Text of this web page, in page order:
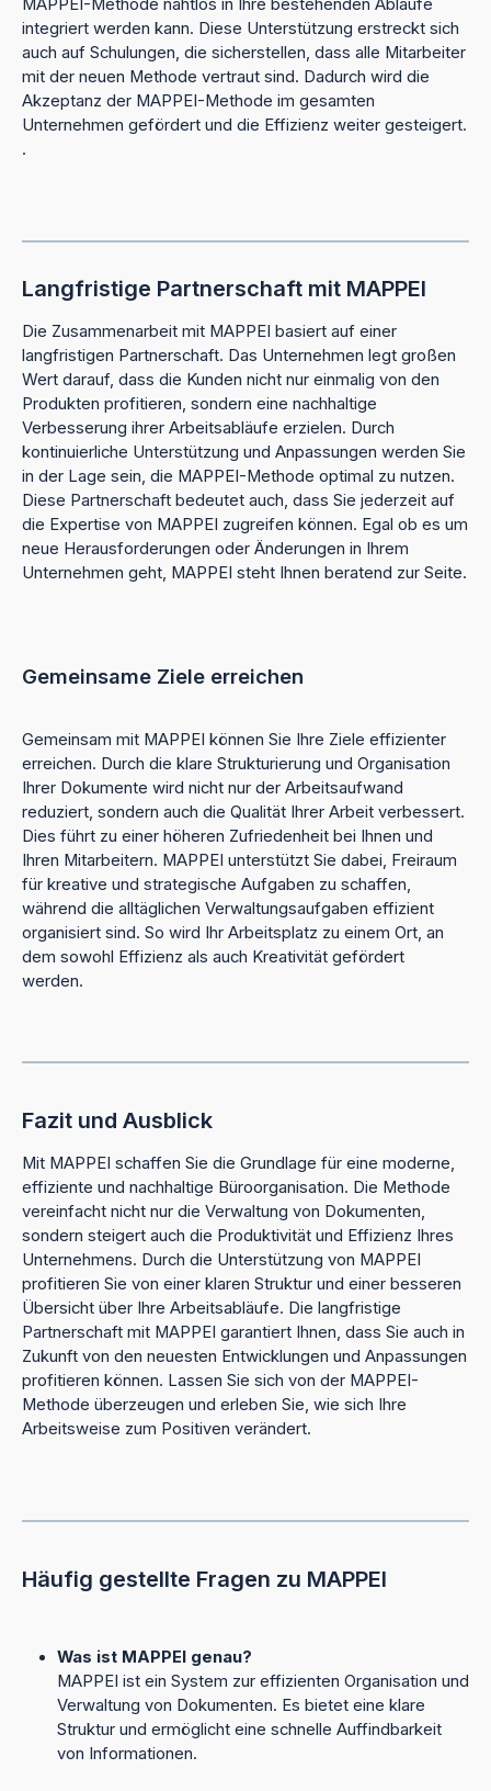
MAPPEI-Methode nahtlos in Ihre bestehenden Abläufe
integriert werden kann. Diese Unterstützung erstreckt sich
auch auf Schulungen, die sicherstellen, dass alle Mitarbeiter
mit der neuen Methode vertraut sind. Dadurch wird die
Akzeptanz der MAPPEI-Methode im gesamten
Unternehmen gefördert und die Effizienz weiter gesteigert.
.
Langfristige Partnerschaft mit MAPPEI
Die Zusammenarbeit mit MAPPEI basiert auf einer
langfristigen Partnerschaft. Das Unternehmen legt großen
Wert darauf, dass die Kunden nicht nur einmalig von den
Produkten profitieren, sondern eine nachhaltige
Verbesserung ihrer Arbeitsabläufe erzielen. Durch
kontinuierliche Unterstützung und Anpassungen werden Sie
in der Lage sein, die MAPPEI-Methode optimal zu nutzen.
Diese Partnerschaft bedeutet auch, dass Sie jederzeit auf
die Expertise von MAPPEI zugreifen können. Egal ob es um
neue Herausforderungen oder Änderungen in Ihrem
Unternehmen geht, MAPPEI steht Ihnen beratend zur Seite.
Gemeinsame Ziele erreichen
Gemeinsam mit MAPPEI können Sie Ihre Ziele effizienter
erreichen. Durch die klare Strukturierung und Organisation
Ihrer Dokumente wird nicht nur der Arbeitsaufwand
reduziert, sondern auch die Qualität Ihrer Arbeit verbessert.
Dies führt zu einer höheren Zufriedenheit bei Ihnen und
Ihren Mitarbeitern. MAPPEI unterstützt Sie dabei, Freiraum
für kreative und strategische Aufgaben zu schaffen,
während die alltäglichen Verwaltungsaufgaben effizient
organisiert sind. So wird Ihr Arbeitsplatz zu einem Ort, an
dem sowohl Effizienz als auch Kreativität gefördert
werden.
Fazit und Ausblick
Mit MAPPEI schaffen Sie die Grundlage für eine moderne,
effiziente und nachhaltige Büroorganisation. Die Methode
vereinfacht nicht nur die Verwaltung von Dokumenten,
sondern steigert auch die Produktivität und Effizienz Ihres
Unternehmens. Durch die Unterstützung von MAPPEI
profitieren Sie von einer klaren Struktur und einer besseren
Übersicht über Ihre Arbeitsabläufe. Die langfristige
Partnerschaft mit MAPPEI garantiert Ihnen, dass Sie auch in
Zukunft von den neuesten Entwicklungen und Anpassungen
profitieren können. Lassen Sie sich von der MAPPEI-
Methode überzeugen und erleben Sie, wie sich Ihre
Arbeitsweise zum Positiven verändert.
Häufig gestellte Fragen zu MAPPEI
Was ist MAPPEI genau?
MAPPEI ist ein System zur effizienten Organisation und
Verwaltung von Dokumenten. Es bietet eine klare
Struktur und ermöglicht eine schnelle Auffindbarkeit
von Informationen.